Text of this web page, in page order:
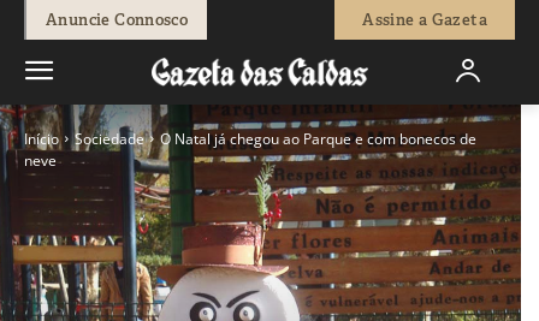
Anuncie Connosco Assine a Gazeta
Início Sociedade
O Natal já chegou ao Parque e com bonecos de
neve